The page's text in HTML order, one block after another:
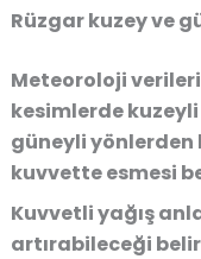
Rüzgar kuzey ve
Meteoroloji
kesimlerde
güneyli
kuvvette esmesi
Kuvvetli yağış
artırabileceği